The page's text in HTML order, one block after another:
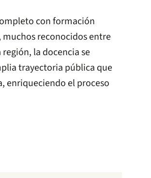
con formación
reconocidos entre
la docencia se
trayectoria pública que
enriqueciendo el proceso